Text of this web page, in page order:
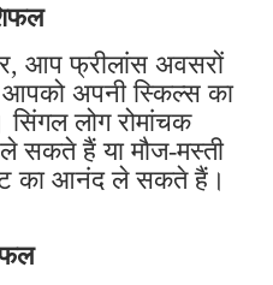
आप फ्रीलांस अवसरों
अपनी स्किल्स का
लोग रोमांचक
सकते हैं या मौज-मस्ती
का आनंद ले सकते हैं।